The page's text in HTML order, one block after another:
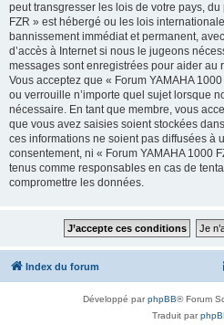
peut transgresser les lois de votre pays,
FZR » est hébergé ou les lois
bannissement immédiat et permanent,
d’accès à Internet si nous le jugeons
messages sont enregistrées pour aider au
Vous acceptez que « Forum YAMAHA
ou verrouille n’importe quel sujet lorsque
nécessaire. En tant que membre, vous
que vous avez saisies soient stockées
ces informations ne soient pas diffusées à
consentement, ni « Forum YAMAHA 1000
tenus comme responsables en cas de
compromettre les données.
Index du forum
Développé parphpBB® Forum
Traduit par